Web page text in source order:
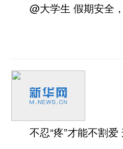
@大学生 假期安全
不忍“疼”才能不割爱